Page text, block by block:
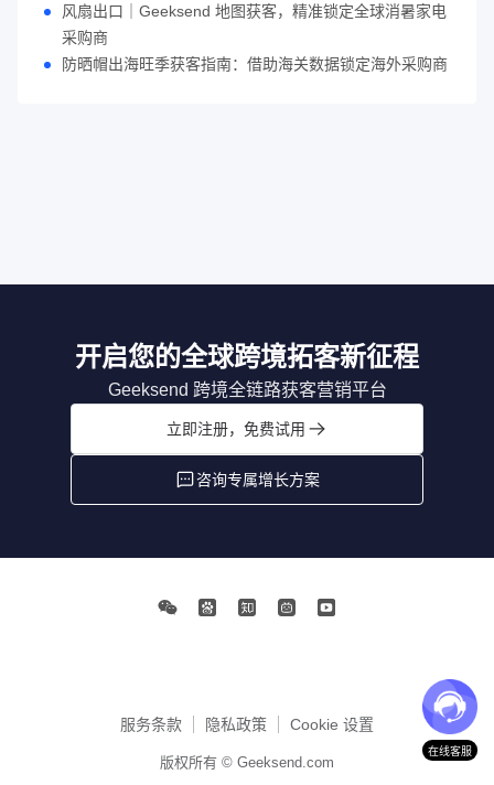
风扇出口｜Geeksend 地图获客，精准锁定全球消暑家电
采购商
防晒帽出海旺季获客指南：借助海关数据锁定海外采购商
开启您的全球跨境拓客新征程
Geeksend 跨境全链路获客营销平台
立即注册，免费试用
咨询专属增长方案
服务条款 隐私政策 Cookie 设置
版权所有 © Geeksend.com
在线客服